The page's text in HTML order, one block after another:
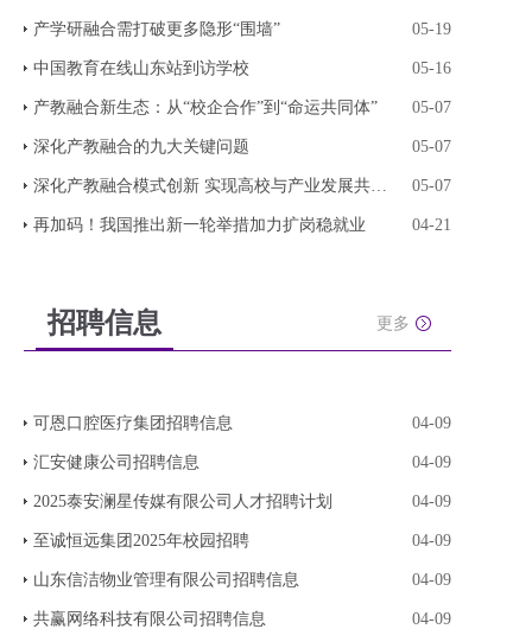
产学研融合需打破更多隐形“围墙” 05-19
中国教育在线山东站到访学校 05-16
产教融合新生态：从“校企合作”到“命运共同体” 05-07
深化产教融合的九大关键问题 05-07
深化产教融合模式创新 实现高校与产业发展共生共 05-07
再加码！我国推出新一轮举措加力扩岗稳就业 04-21
招聘信息 更多
可恩口腔医疗集团招聘信息 04-09
汇安健康公司招聘信息 04-09
2025泰安澜星传媒有限公司人才招聘计划 04-09
至诚恒远集团2025年校园招聘 04-09
山东信洁物业管理有限公司招聘信息 04-09
共赢网络科技有限公司招聘信息 04-09